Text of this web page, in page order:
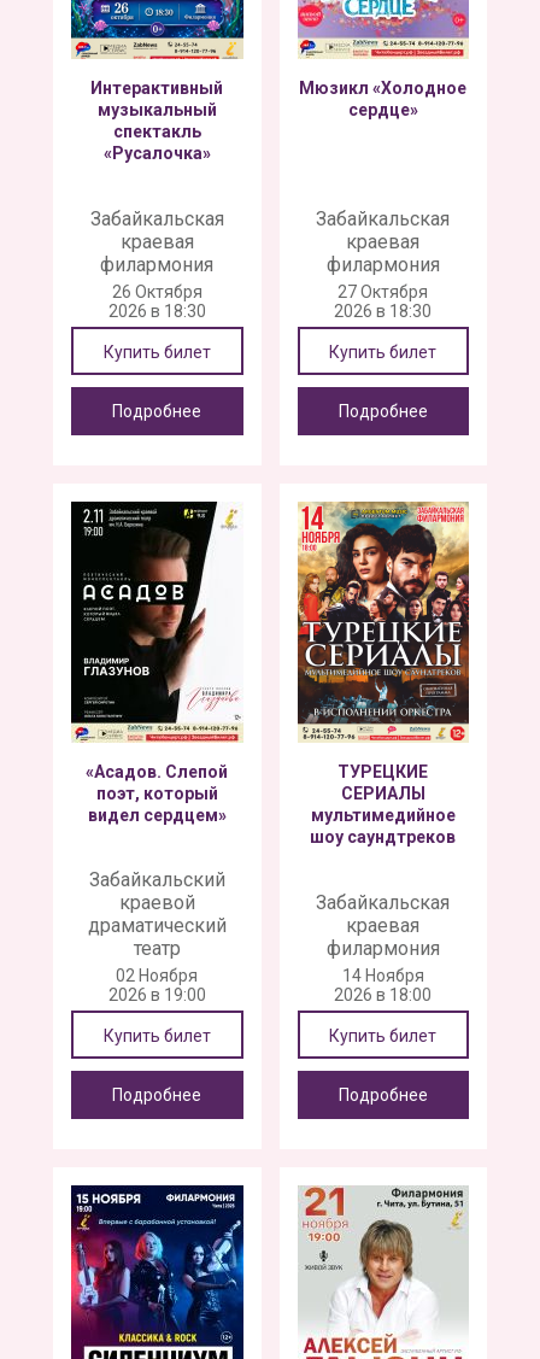
Интерактивный
музыкальный
спектакль
«Русалочка»
Забайкальская
краевая
филармония
26 Октября
2026 в 18:30
Купить билет
Подробнее
Мюзикл «Холодное
сердце»
Забайкальская
краевая
филармония
27 Октября
2026 в 18:30
Купить билет
Подробнее
«Асадов. Слепой
поэт, который
видел сердцем»
Забайкальский
краевой
драматический
театр
02 Ноября
2026 в 19:00
Купить билет
Подробнее
ТУРЕЦКИЕ
СЕРИАЛЫ
мультимедийное
шоу саундтреков
Забайкальская
краевая
филармония
14 Ноября
2026 в 18:00
Купить билет
Подробнее